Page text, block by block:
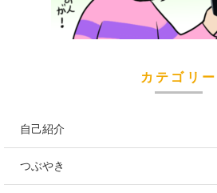
カテゴリー
自己紹介
つぶやき